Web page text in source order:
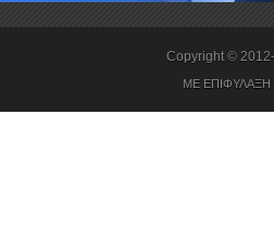
Copyright ©
ΜΕ